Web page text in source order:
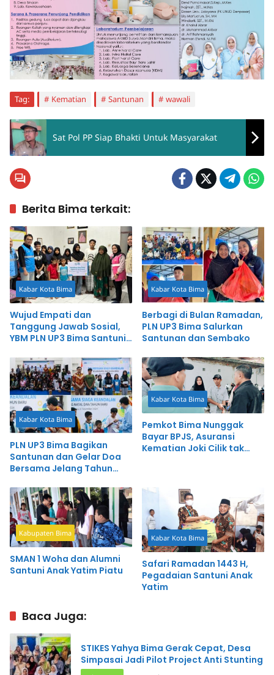
Tag: Kematian Santunan wawali
Sat Pol PP Siap Bhakti Untuk Masyarakat
Berita Bima terkait:
Kabar Kota Bima
Wujud Empati dan
Tanggung Jawab Sosial,
YBM PLN UP3 Bima Santuni
Kabar Kota Bima
Berbagi di Bulan Ramadan,
PLN UP3 Bima Salurkan
Santunan dan Sembako
Kabar Kota Bima
PLN UP3 Bima Bagikan
Santunan dan Gelar Doa
Bersama Jelang Tahun
Kabar Kota Bima
Pemkot Bima Nunggak
Bayar BPJS, Asuransi
Kematian Joki Cilik tak
Kabupaten Bima
SMAN 1 Woha dan Alumni
Santuni Anak Yatim Piatu
Kabar Kota Bima
Safari Ramadan 1443 H,
Pegadaian Santuni Anak
Yatim
Baca Juga:
STIKES Yahya Bima Gerak Cepat, Desa
Simpasai Jadi Pilot Project Anti Stunting